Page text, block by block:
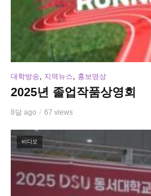
대학방송 지역뉴스 홍보영상
2025년 졸업작품상영회
8달 ago 67 views
비디오